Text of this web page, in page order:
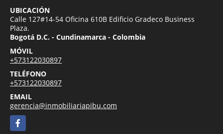
UBICACIÓN
Calle 127#14-54 Oficina 610B Edificio Gradeco Business
Plaza.
Bogotá D.C. - Cundinamarca - Colombia
MÓVIL
+573122030897
TELÉFONO
+573122030897
EMAIL
gerencia@inmobiliariapibu.com
Facebook